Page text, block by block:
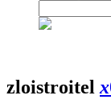
zloistroitelx